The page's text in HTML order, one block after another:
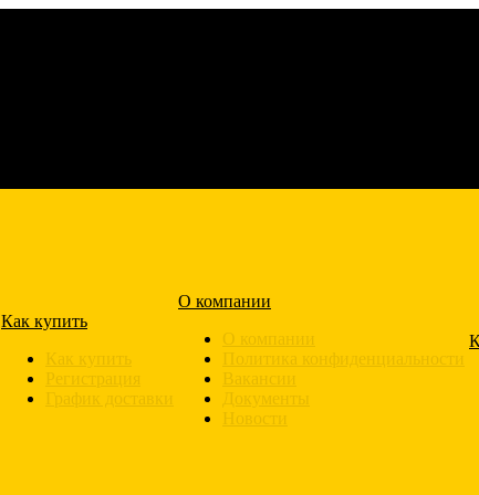
Как купить
Как купить
Регистрация
График доставки
О компании
О компании
Политика конфиденциальности
Вакансии
Документы
Новости